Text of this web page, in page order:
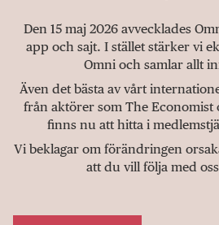
Den 15 maj 2026 avvecklades
app och sajt. I stället stärker vi
Omni och samlar allt
Även det bästa av vårt
från aktörer som The Economist
finns nu att hitta i
Vi beklagar om förändringen
att du vill följa med